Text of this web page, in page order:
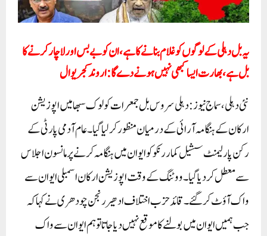
یہ بل دہلی کے لوگوں کو غلام بنانے کا ہے، ان کو بے بس اور لاچار کرنے کا
بل ہے، بھارت ایسا کبھی نہیں ہونے دے گا: اروند کجریوال
نئی دہلی، سماج نیوز: دہلی سروس بل جمعرات کو لوک سبھا میں اپوزیشن
ارکان کے ہنگامہ آرائی کے درمیان منظور کر لیا گیا۔ عام آدمی پارٹی کے
رکن پارلیمنٹ سشیل کمار رنکو کو ایوان میں ہنگامہ کرنے پر مانسون اجلاس
سے معطل کر دیا گیا۔ ووٹنگ کے وقت اپوزیشن ارکان اسمبلی ایوان سے
واک آؤٹ کر گئے۔ قائد حزب اختلاف ادھیر رنجن چودھری نے کہا کہ
جب ہمیں ایوان میں بولنے کا موقع نہیں دیا جاتا تو ہم ایوان سے واک